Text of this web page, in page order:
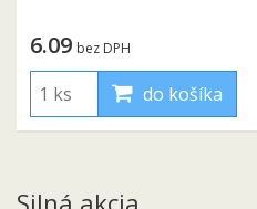
6.09 bez DPH
do košíka
Silná akcia